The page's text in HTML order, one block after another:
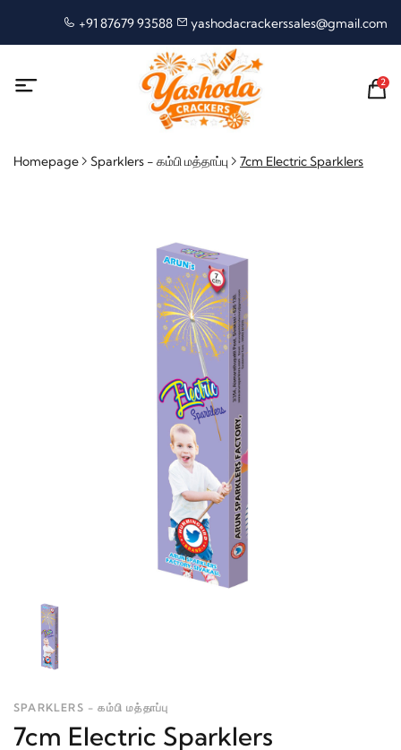
+91 87679 93588 yashodacrackerssales@gmail.com
2
Homepage Sparklers - கம்பி மத்தாப்பு 7cm Electric Sparklers
SPARKLERS - கம்பி மத்தாப்பு
7cm Electric Sparklers